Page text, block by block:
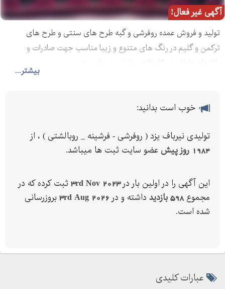
آگهی غیر فعال!
بیشتر...
تولید و فروش عمده روفرشی و گبه طرح های سنتی و طرح های
ترکمن و گلیم در رنگ های متنوع و زیبا مناسب جهت صادرات و
بازارهای داخلی در کارخانه روفرشی نیرباف یزد.
خوب است بدانید:
تولیدی نیرباف یزد ( روفرشی - فرشینه _ روبالشتی ) ، از
1984 روز پیش
عضو سایت ثبت ها میباشد.
این آگهی را در اولین بار در3rd Nov 2023 ثبت کرده که در
مجموع598 بازدید داشته و در 3rd Aug 2026 بروزرسانی
شده است.
عبارات کلیدی